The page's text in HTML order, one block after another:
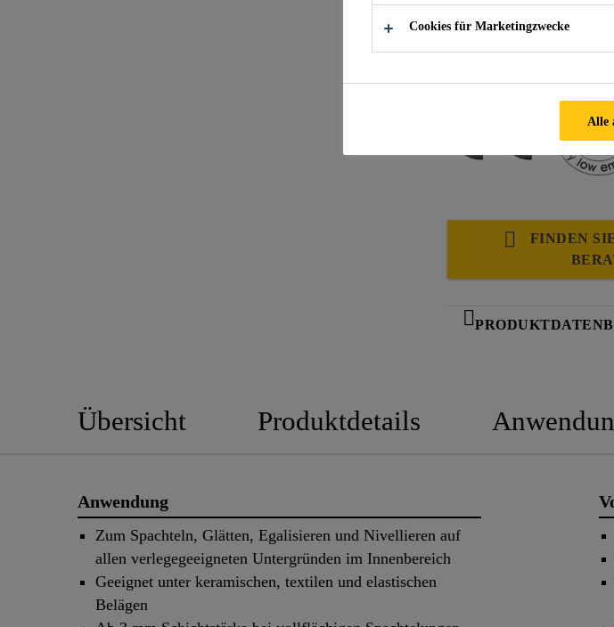
Sehr gute
FINDEN
Übersicht Produktdetails
Anwendung
Zum Spachteln, Glätten, Egalisieren und Nivellieren auf
allen verlegegeeigneten Untergründen im Innenbereich
Geeignet unter keramischen, textilen und elastischen
Belägen
Cookies für Marketingzwecke
Alle